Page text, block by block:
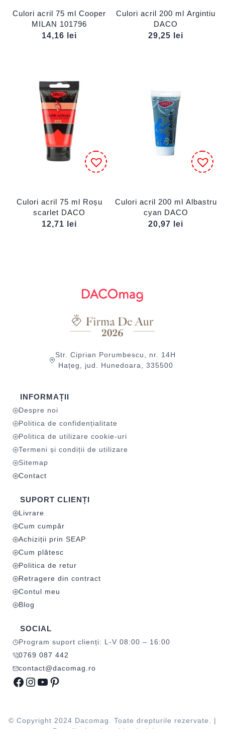
Culori acril 75 ml Cooper
MILAN 101796
14,16
lei
Culori acril 200 ml Argintiu
DACO
29,25
lei
Culori acril 75 ml Roșu
scarlet DACO
12,71
lei
Culori acril 200 ml Albastru
cyan DACO
20,97
lei
Str. Ciprian Porumbescu, nr. 14H
Hațeg, jud. Hunedoara, 335500
INFORMAȚII
Despre noi
Politica de confidențialitate
Politica de utilizare cookie-uri
Termeni și condiții de utilizare
Sitemap
Contact
SUPORT CLIENȚI
Livrare
Cum cumpăr
Achiziții prin SEAP
Cum plătesc
Politica de retur
Retragere din contract
Contul meu
Blog
SOCIAL
Program suport clienți: L-V 08:00 – 16:00
0769 087 442
contact@dacomag.ro
Facebook
Instagram
YouTube
Pinterest
© Copyright 2024 Dacomag. Toate drepturile rezervate. |